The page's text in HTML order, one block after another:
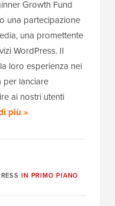
Growth Fund
una partecipazione
una promettente
WordPress. Il
loro esperienza nei
per lanciare
ai nostri utenti
più »
IN PRIMO PIANO